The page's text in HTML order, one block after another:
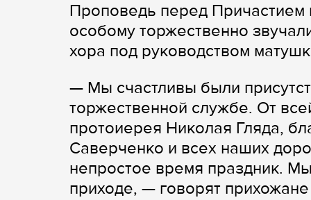
Проповедь перед Причастием
особому торжественно
хора под руководством
— Мы счастливы были
торжественной службе. От
протоиерея Николая Гляда,
Саверченко и всех наших
непростое время праздник.
приходе, — говорят